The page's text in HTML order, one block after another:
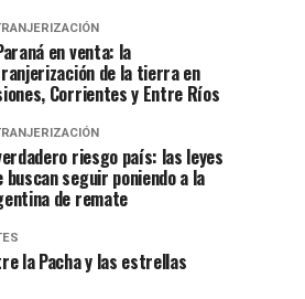
en venta: la
de la tierra en
Corrientes y Entre Ríos
riesgo país: las leyes
buscan seguir poniendo a la
de remate
la Pacha y las estrellas